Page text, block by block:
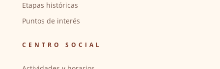
Etapas históricas
Puntos de interés
CENTRO SOCIAL